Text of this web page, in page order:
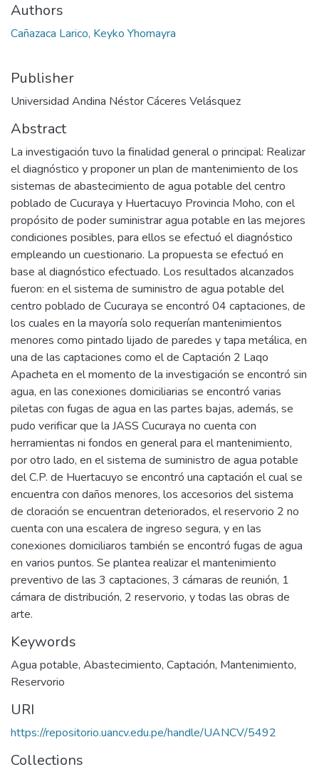
Authors
Cañazaca Larico, Keyko Yhomayra
Publisher
Universidad Andina Néstor Cáceres Velásquez
Abstract
La investigación tuvo la finalidad general o principal: Realizar
el diagnóstico y proponer un plan de mantenimiento de los
sistemas de abastecimiento de agua potable del centro
poblado de Cucuraya y Huertacuyo Provincia Moho, con el
propósito de poder suministrar agua potable en las mejores
condiciones posibles, para ellos se efectuó el diagnóstico
empleando un cuestionario. La propuesta se efectuó en
base al diagnóstico efectuado. Los resultados alcanzados
fueron: en el sistema de suministro de agua potable del
centro poblado de Cucuraya se encontró 04 captaciones, de
los cuales en la mayoría solo requerían mantenimientos
menores como pintado lijado de paredes y tapa metálica, en
una de las captaciones como el de Captación 2 Laqo
Apacheta en el momento de la investigación se encontró sin
agua, en las conexiones domiciliarias se encontró varias
piletas con fugas de agua en las partes bajas, además, se
pudo verificar que la JASS Cucuraya no cuenta con
herramientas ni fondos en general para el mantenimiento,
por otro lado, en el sistema de suministro de agua potable
del C.P. de Huertacuyo se encontró una captación el cual se
encuentra con daños menores, los accesorios del sistema
de cloración se encuentran deteriorados, el reservorio 2 no
cuenta con una escalera de ingreso segura, y en las
conexiones domiciliaros también se encontró fugas de agua
en varios puntos. Se plantea realizar el mantenimiento
preventivo de las 3 captaciones, 3 cámaras de reunión, 1
cámara de distribución, 2 reservorio, y todas las obras de
arte.
Keywords
Agua potable, Abastecimiento, Captación, Mantenimiento,
Reservorio
URI
https://repositorio.uancv.edu.pe/handle/UANCV/5492
Collections